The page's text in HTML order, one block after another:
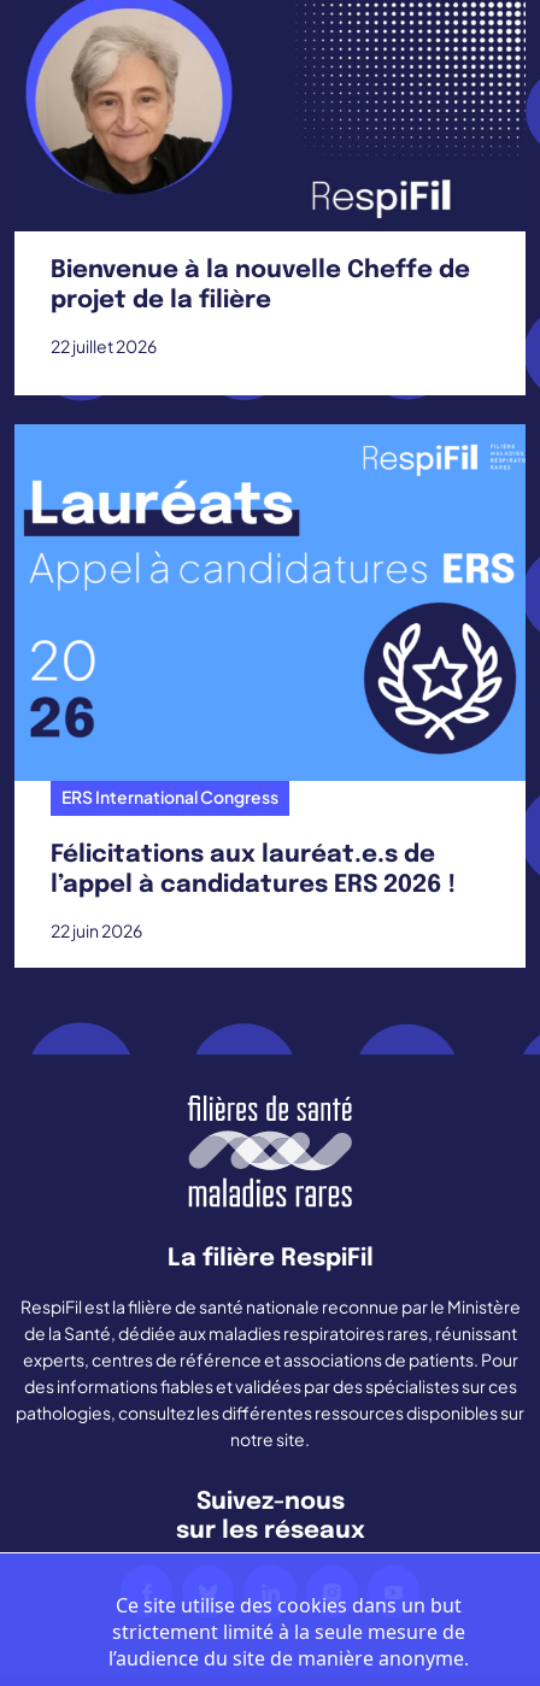
Bienvenue à la nouvelle Cheffe de
projet de la filière
22 juillet 2026
ERS International Congress
Félicitations aux lauréat.e.s de
l’appel à candidatures ERS 2026 !
22 juin 2026
La filière RespiFil
RespiFil est la filière de santé nationale reconnue par le Ministère
de la Santé, dédiée aux maladies respiratoires rares, réunissant
experts, centres de référence et associations de patients. Pour
des informations fiables et validées par des spécialistes sur ces
pathologies, consultez les différentes ressources disponibles sur
notre site.
Suivez-nous
sur les réseaux
Ce site utilise des cookies dans un but
strictement limité à la seule mesure de
l’audience du site de manière anonyme.